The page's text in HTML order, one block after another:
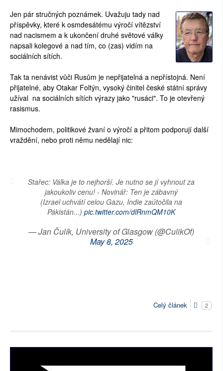
Jen pár stručných poznámek. Uvažuju tady nad
příspěvky, které k osmdesátému výročí vítězství
nad nacismem a k ukončení druhé světové války
napsali kolegové a nad tím, co (zas) vidím na
sociálních sítích.
Tak ta nenávist vůči Rusům je nepřijatelná a nepřístojná. Není
přijatelné, aby Otakar Foltýn, vysoký činitel české státní správy
užíval na sociálních sítích výrazy jako "rusáci". To je otevřený
rasismus.
Mimochodem, politikové žvaní o výročí a přitom podporují další
vraždění, nebo proti němu nedělají nic:
Stařec: Válka je to nejhorší. Je nutno se jí vyhnout za
jakoukoliv cenu! - Novinář: Ten je zábavný
(Izrael uchvátí celou Gazu, Indie zaútočila na
Pákistán...) pic.twitter.com/dlRnmQM10K
— Jan Čulík, University of Glasgow (@CulikOf)
May 8, 2025
Celý článek 2